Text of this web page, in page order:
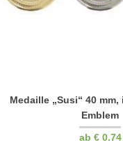
Medaille „Susi“ 40
Emblem
€0.74